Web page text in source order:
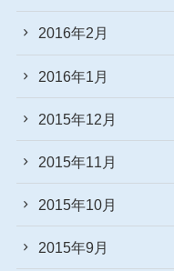
2016年2月
2016年1月
2015年12月
2015年11月
2015年10月
2015年9月